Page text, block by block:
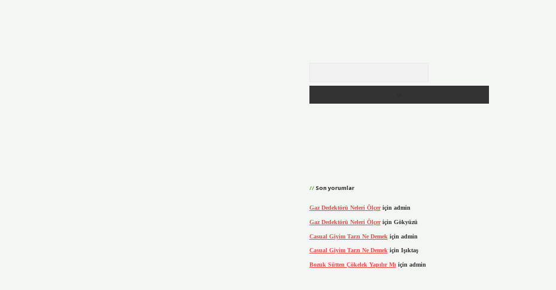
Son yorumlar
Gaz Dedektörü Neleri Ölçeriçin admin
Gaz Dedektörü Neleri Ölçeriçin Gökyüzü
Casual Giyim Tarzı Ne Demek için admin
Casual Giyim Tarzı Ne Demek için Işıktaş
Bozuk Sütten Çökelek Yapılır Mı için admin